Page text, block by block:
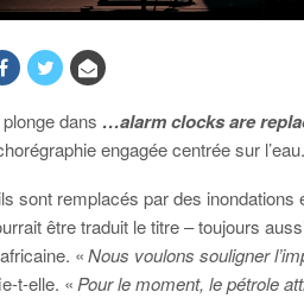
dans …alarm clocks are
engagée centrée sur l’eau.
sont remplacés par des
être traduit le titre – toujours
«Nous voulons souligner
t-elle. « Pour le moment, le pétrole